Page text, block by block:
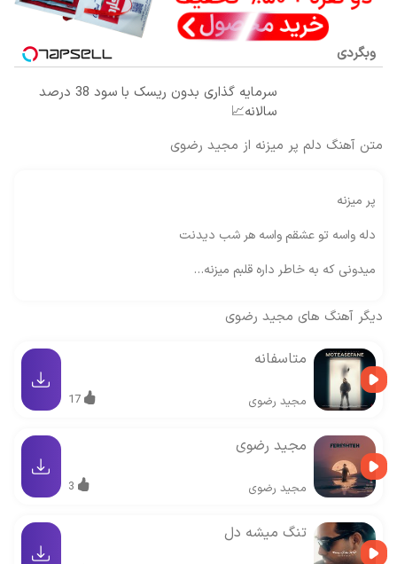
وبگردی
سرمایه گذاری بدون ریسک با سود 38 درصد
سالانه📈
متن آهنگ دلم پر میزنه از مجید رضوی
پر میزنه
دله واسه تو عشقم واسه هر شب دیدنت
میدونی که به خاطر داره قلبم میزنه…
دیگر آهنگ های مجید رضوی
متاسفانه
مجید رضوی 17
مجید رضوی
مجید رضوی 3
تنگ میشه دل